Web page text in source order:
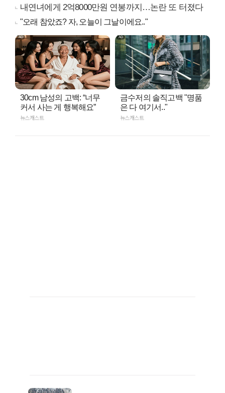
내연녀에게 2억8000만원 연봉까지…논란 또 터졌다
"오래 참았죠? 자, 오늘이 그날이에요.."
30cm 남성의 고백: “너무
커서 사는 게 행복해요”
뉴스캐스트
금수저의 솔직고백 "명품
은 다 여기서.."
뉴스캐스트